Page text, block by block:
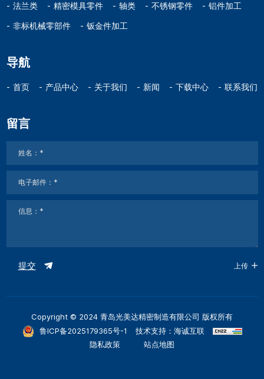
法兰类 精密模具零件 轴类 不锈钢零件 铝件加工
非标机械零部件 钣金件加工
导航
首页 产品中心 关于我们 新闻 下载中心 联系我们
留言
提交 上传
Copyright © 2024 青岛光美达精密制造有限公司 版权所有
鲁ICP备2025179365号-1
技术支持：海诚互联
隐私政策
站点地图